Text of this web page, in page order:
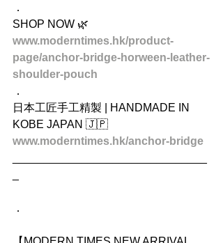
．
SHOP NOW 🌿
www.moderntimes.hk/product-
page/anchor-bridge-horween-leather-
shoulder-pouch
．
日本工匠手工精製 | HANDMADE IN
KOBE JAPAN 🇯🇵
www.moderntimes.hk/anchor-bridge
．